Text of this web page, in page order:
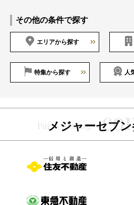
その他の条件で探す
エリアから探す
特集から探す 人
メジャーセブ